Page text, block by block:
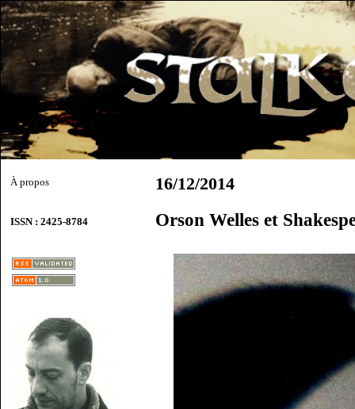
À propos
ISSN : 2425-8784
16/12/2014
Orson Welles et